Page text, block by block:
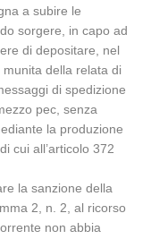
a subire le
sorgere, in capo ad
di depositare, nel
della relata di
di spedizione
pec, senza
la produzione
cui all’articolo 372
la sanzione della
2, n. 2, al ricorso
non abbia